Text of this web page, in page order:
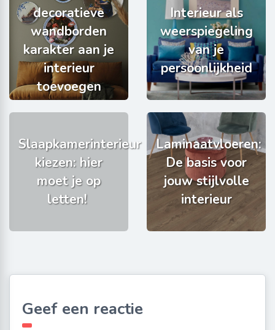
decoratieve
wandborden
karakter aan je
interieur
toevoegen
Interieur als
weerspiegeling
van je
persoonlijkheid
Slaapkamerinterieur
kiezen: hier
moet je op
letten!
Laminaatvloeren:
De basis voor
jouw stijlvolle
interieur
Geef een reactie